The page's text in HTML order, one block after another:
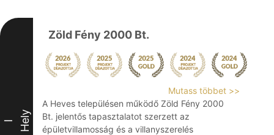
I Hely
Zöld Fény 2000 Bt.
Mutass többet >>
A Heves településen működő Zöld Fény 2000
Bt. jelentős tapasztalatot szerzett az
épületvillamosság és a villanyszerelés